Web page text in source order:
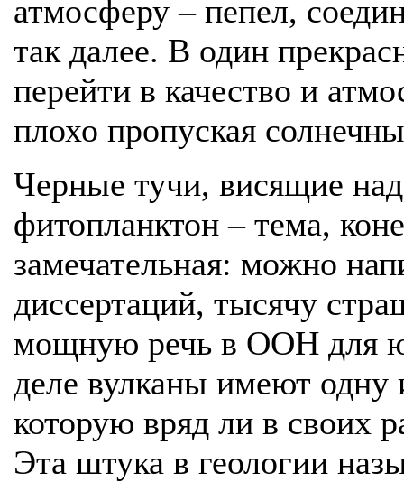
атмосферу – пепел,
так далее. В один
перейти в качество и
плохо пропуская
Черные тучи, висящие
фитопланктон – тема,
замечательная: можно
диссертаций, тысячу
мощную речь в ООН для
деле вулканы имеют одну
которую вряд ли в своих
Эта штука в геологии